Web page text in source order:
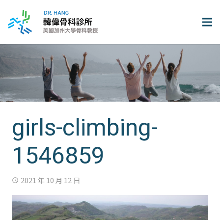
girls-climbing-
1546859
access_time 2021 年 10 月 12 日